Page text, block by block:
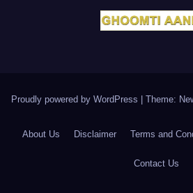
Proudly powered by WordPress Theme:
About Us Disclaimer Terms and
Contact Us